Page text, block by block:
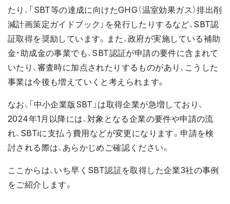
たり、「SBT等の達成に向けたGHG（温室効果ガス）排出削
減計画策定ガイドブック」を発行したりするなど、SBT認
証取得を奨励しています。また、政府が実施している補助
金・助成金の事業でも、SBT認証が申請の要件に含まれて
いたり、審査時に加点されたりするものがあり、こうした
事業は今後も増えていくと考えられます。
なお、「中小企業版SBT」は取得企業が急増しており、
2024年1月以降には、対象となる企業の要件や申請の流
れ、SBTiに支払う費用などが変更になります。申請を検
討される際は、あらかじめご確認ください。
ここからは、いち早くSBT認証を取得した企業3社の事例
をご紹介します。